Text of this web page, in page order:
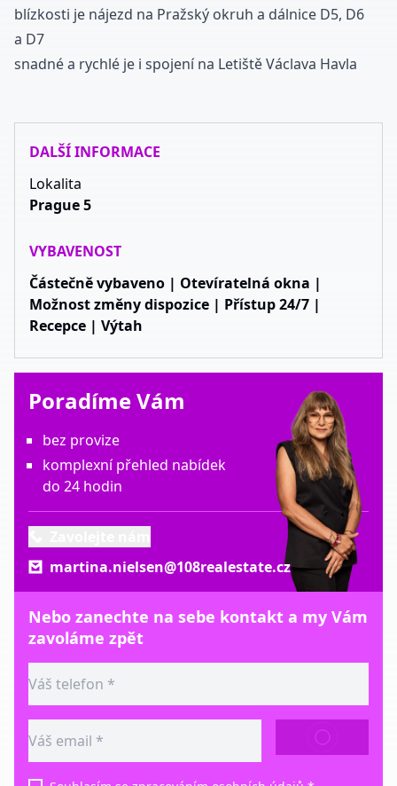
blízkosti je nájezd na Pražský okruh a dálnice D5, D6
a D7
snadné a rychlé je i spojení na Letiště Václava Havla
DALŠÍ INFORMACE
Lokalita
Prague 5
VYBAVENOST
Částečně vybaveno | Otevíratelná okna |
Možnost změny dispozice | Přístup 24/7 |
Recepce | Výtah
Poradíme Vám
bez provize
komplexní přehled nabídek
do 24 hodin
martina.nielsen@108realestate.cz
Nebo zanechte na sebe kontakt a my Vám
zavoláme zpět
ODESLAT